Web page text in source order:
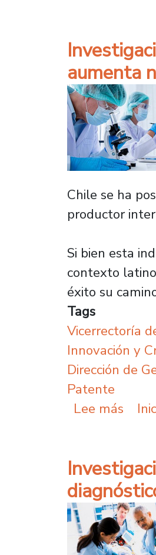
aumenta
Chile se ha
productor
Si bien esta
contexto
éxito su
Tags
Vicerrectoría
Innovación y
Dirección de
Patente
Lee más